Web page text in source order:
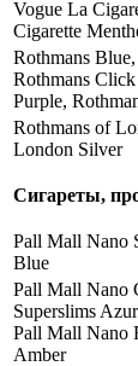
Vogue La
Cigarette
Rothmans
Rothmans
Purple,
Rothmans of
London Silver
Сигареты,
Pall Mall Nano
Blue
Pall Mall Nano
Superslims
Pall Mall Nano
Amber